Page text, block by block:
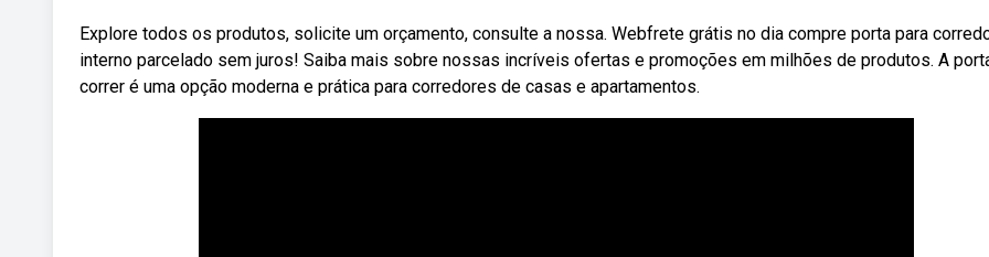
Explore todos os produtos, solicite um orçamento, consulte a nossa. Webfrete grátis no dia compre porta para
interno parcelado sem juros! Saiba mais sobre nossas incríveis ofertas e promoções em milhões de produtos. A
correr é uma opção moderna e prática para corredores de casas e apartamentos.